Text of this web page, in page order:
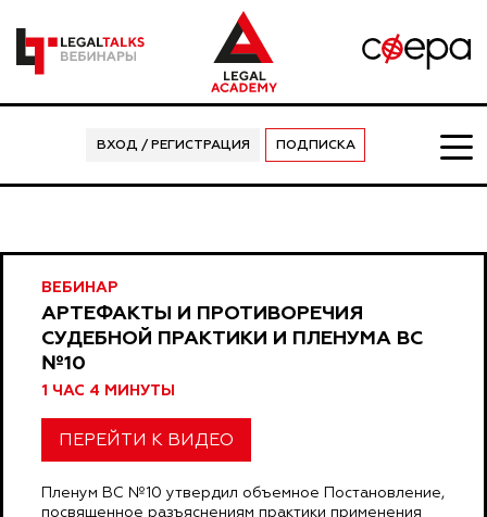
ВХОД / РЕГИСТРАЦИЯ ПОДПИСКА
ВЕБИНАР
АРТЕФАКТЫ И ПРОТИВОРЕЧИЯ
СУДЕБНОЙ ПРАКТИКИ И ПЛЕНУМА ВС
№10
1 ЧАС 4 МИНУТЫ
ПЕРЕЙТИ К ВИДЕО
Пленум ВС №10 утвердил объемное Постановление,
посвященное разъяснениям практики применения